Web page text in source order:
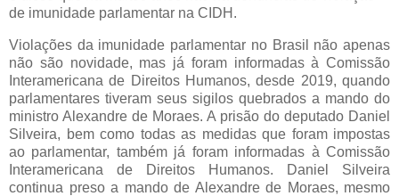
de imunidade parlamentar na CIDH.
Violações da imunidade parlamentar no Brasil não apenas
não são novidade, mas já foram informadas à Comissão
Interamericana de Direitos Humanos, desde 2019, quando
parlamentares tiveram seus sigilos quebrados a mando do
ministro Alexandre de Moraes. A prisão do deputado Daniel
Silveira, bem como todas as medidas que foram impostas
ao parlamentar, também já foram informadas à Comissão
Interamericana de Direitos Humanos. Daniel Silveira
continua preso a mando de Alexandre de Moraes, mesmo